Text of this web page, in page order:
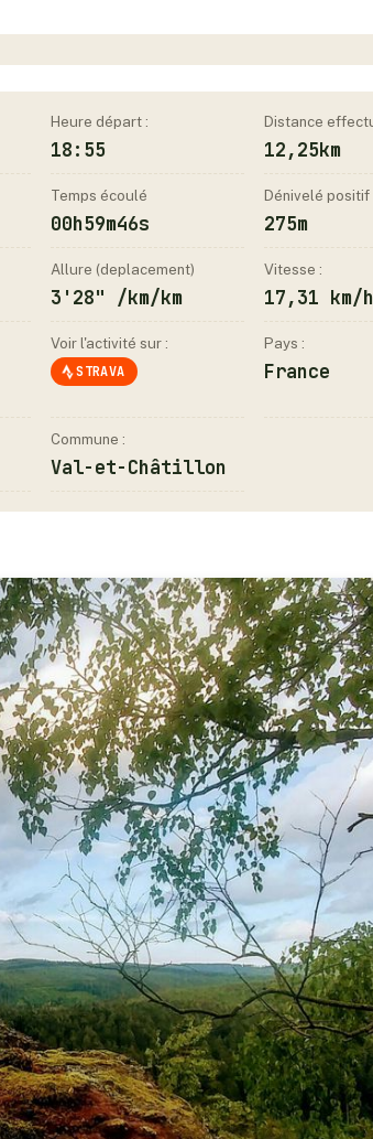
Heure départ :
18:55
Distance
12,25km
Temps écoulé
00h59m46s
Dénivelé positif
275m
Allure (deplacement)
3'28" /km/km
Vitesse :
17,31 km/h
Voir l'activité sur :
STRAVA
Pays :
France
Commune :
Val-et-Châtillon